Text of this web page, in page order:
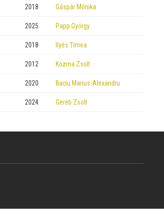
2018 Gáspár Mónika
2025 Papp György
2018 Ilyés Tímea
2012 Kozma Zsolt
2020 Baciu Marius-Alexandru
2024 Geréb Zsolt